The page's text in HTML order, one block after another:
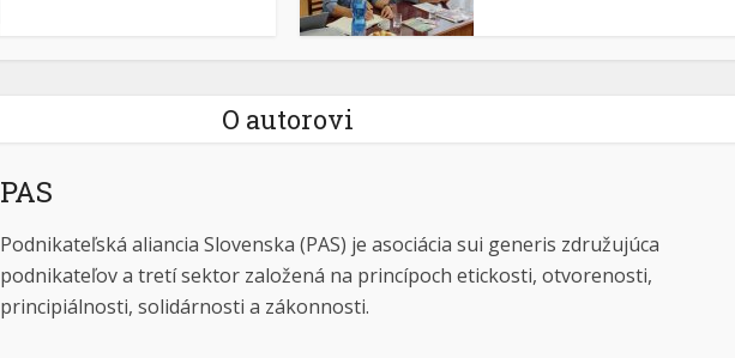
O autorovi
PAS
Podnikateľská aliancia Slovenska (PAS) je asociácia sui generis združujúca
podnikateľov a tretí sektor založená na princípoch etickosti, otvorenosti,
principiálnosti, solidárnosti a zákonnosti.